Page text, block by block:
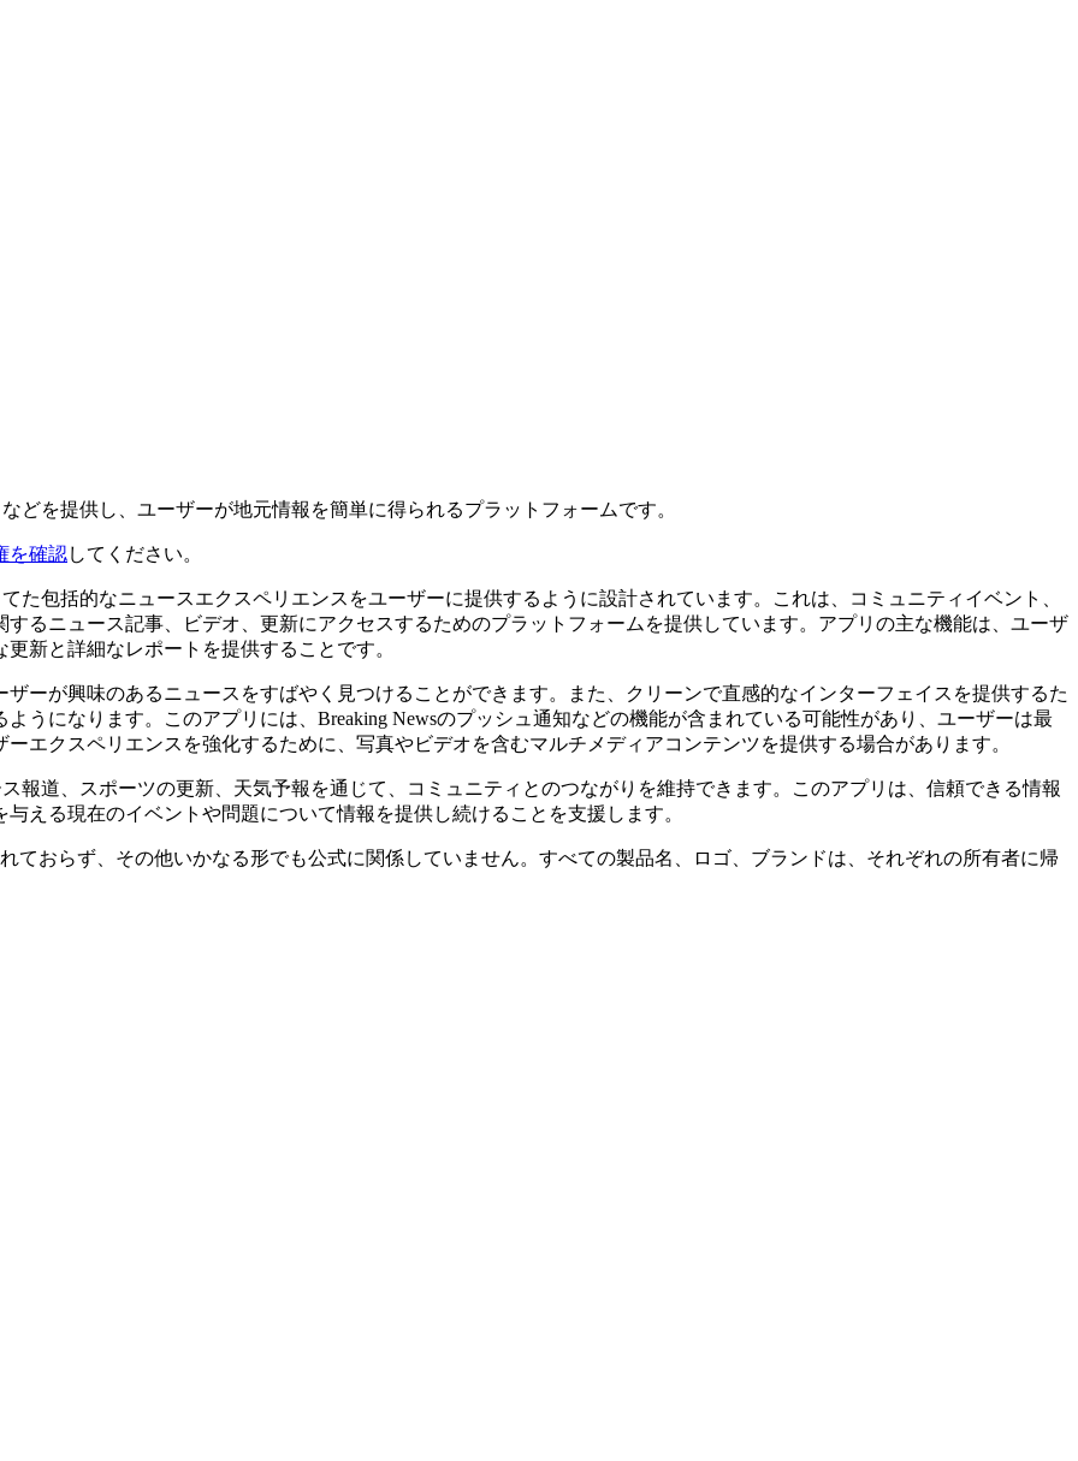
どを提供し、ユーザーが地元情報を簡単に得られるプラットフォームです。
を確認してください。
た包括的なニュースエクスペリエンスをユーザーに提供するように設計されています。これは、コミュニティイベント、
るニュース記事、ビデオ、更新にアクセスするためのプラットフォームを提供しています。アプリの主な機能は、ユーザ
新と詳細なレポートを提供することです。
ーが興味のあるニュースをすばやく見つけることができます。また、クリーンで直感的なインターフェイスを提供するた
うになります。このアプリには、Breaking Newsのプッシュ通知などの機能が含まれている可能性があり、ユーザーは最
エクスペリエンスを強化するために、写真やビデオを含むマルチメディアコンテンツを提供する場合があります。
報道、スポーツの更新、天気予報を通じて、コミュニティとのつながりを維持できます。このアプリは、信頼できる情報
える現在のイベントや問題について情報を提供し続けることを支援します。
ておらず、その他いかなる形でも公式に関係していません。すべての製品名、ロゴ、ブランドは、それぞれの所有者に帰